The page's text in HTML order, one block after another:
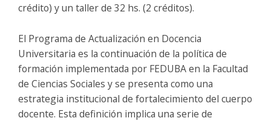
crédito) y un taller de 32 hs. (2 créditos).
El Programa de Actualización en Docencia
Universitaria es la continuación de la política de
formación implementada por FEDUBA en la Facultad
de Ciencias Sociales y se presenta como una
estrategia institucional de fortalecimiento del cuerpo
docente. Esta definición implica una serie de